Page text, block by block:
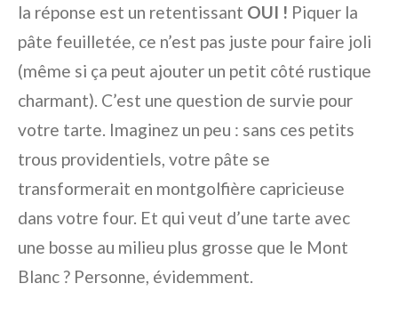
la réponse est un retentissant OUI ! Piquer la
pâte feuilletée, ce n’est pas juste pour faire joli
(même si ça peut ajouter un petit côté rustique
charmant). C’est une question de survie pour
votre tarte. Imaginez un peu : sans ces petits
trous providentiels, votre pâte se
transformerait en montgolfière capricieuse
dans votre four. Et qui veut d’une tarte avec
une bosse au milieu plus grosse que le Mont
Blanc ? Personne, évidemment.